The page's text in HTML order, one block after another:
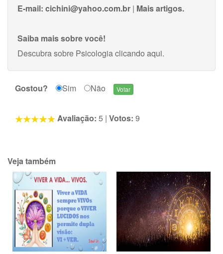
E-mail: cichini@yahoo.com.br | Mais artigos.
Saiba mais sobre você!
Descubra sobre Psicologiaclicando aqui.
Gostou? Sim Não
Avaliação: 5 | Votos: 9
Veja também